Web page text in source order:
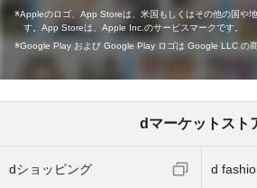
Appleのロゴ、App Storeは、米国もしくはその他の国や
す。App Storeは、Apple Inc.のサービスマークです。
Google Play および Google Play ロゴは Google LLC の商
dマーケットスト
dショッピング d